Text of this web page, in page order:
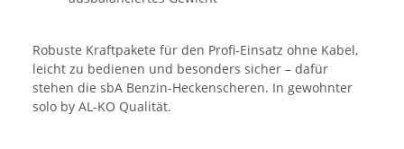
Robuste Kraftpakete für den Profi-Einsatz ohne Kabel,
leicht zu bedienen und besonders sicher – dafür
stehen die sbA Benzin-Heckenscheren. In gewohnter
solo by AL-KO Qualität.